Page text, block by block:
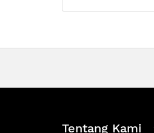
Tentang Kami